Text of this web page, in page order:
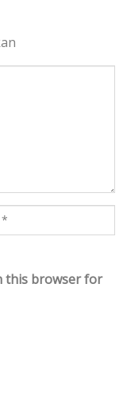
this browser for